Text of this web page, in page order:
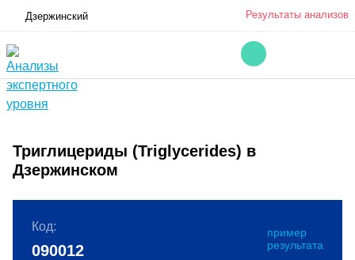
Дзержинский Результаты анализов
Триглицериды (Triglycerides) в
Дзержинском
Код:
пример
результата
090012